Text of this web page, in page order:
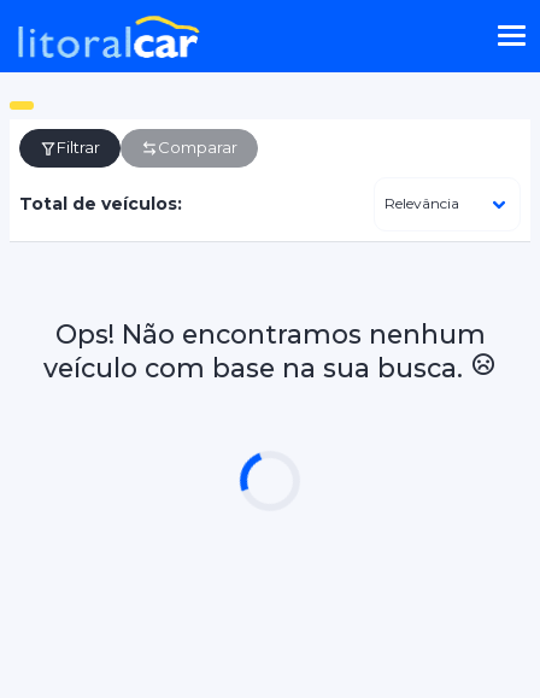
Filtrar Comparar
Total de veículos:
Ops! Não encontramos nenhum
veículo com base na sua busca.